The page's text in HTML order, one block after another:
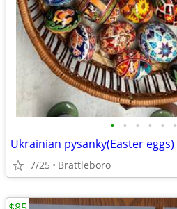
• • • • • •
Ukrainian pysanky(Easter eggs)
7/25 Brattleboro